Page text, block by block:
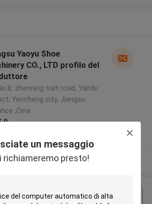
un messaggio
richiameremo presto!
Yaoyu Shoe
CO., LTD profilo del
zhenning salt road, Yandu
Yancheng city, Jiangsu
,Cina
Osservi più
il miglior prezzo per